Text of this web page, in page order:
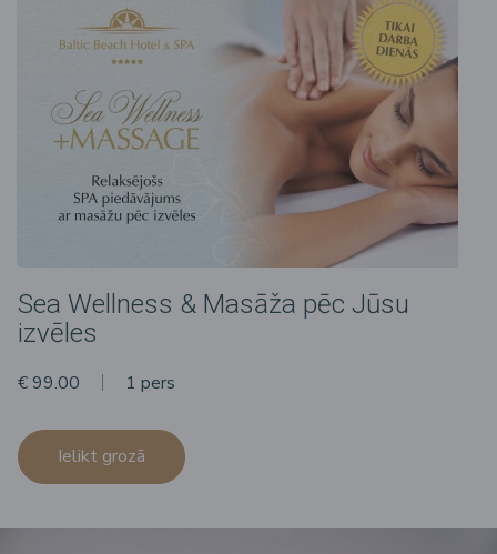
Sea Wellness & Masāža pēc Jūsu
izvēles
€ 99.00 1 pers
Ielikt grozā